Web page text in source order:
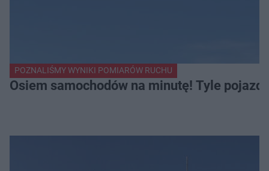
POZNALIŚMY WYNIKI POMIARÓW RUCHU
Osiem samochodów na minutę! Tyle